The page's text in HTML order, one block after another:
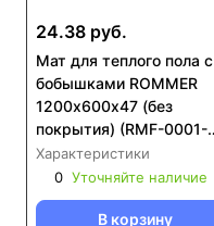
24.38 руб.
Мат для теплого пола с
бобышками ROMMER
1200х600х47 (без
покрытия) (RMF-0001-
126047)
Характеристики
0 Уточняйте наличие
В корзину